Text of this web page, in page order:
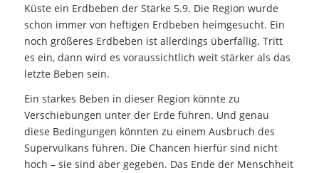
Küste ein Erdbeben der Stärke 5.9. Die Region wurde
schon immer von heftigen Erdbeben heimgesucht. Ein
noch größeres Erdbeben ist allerdings überfällig. Tritt
es ein, dann wird es voraussichtlich weit stärker als das
letzte Beben sein.
Ein starkes Beben in dieser Region könnte zu
Verschiebungen unter der Erde führen. Und genau
diese Bedingungen könnten zu einem Ausbruch des
Supervulkans führen. Die Chancen hierfür sind nicht
hoch – sie sind aber gegeben. Das Ende der Menschheit